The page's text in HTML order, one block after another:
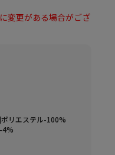
変更がある場合がござ
リエステル-100%
4%